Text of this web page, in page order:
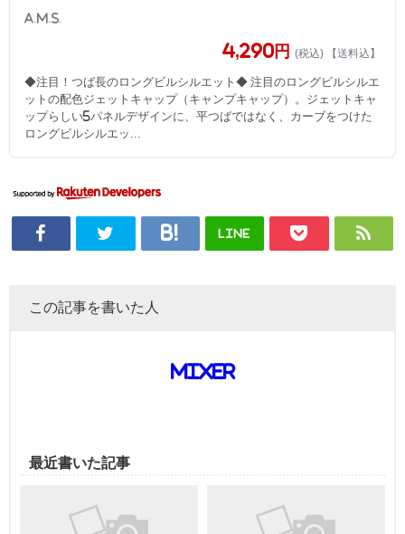
A.M.S.
4,290円 (税込) 【送料込】
◆注目！つば長のロングビルシルエット◆ 注目のロングビルシルエ
ットの配色ジェットキャップ（キャンプキャップ）。ジェットキャ
ップらしい5パネルデザインに、平つばではなく、カーブをつけた
ロングビルシルエッ...
LINE
この記事を書いた人
mixer
最近書いた記事